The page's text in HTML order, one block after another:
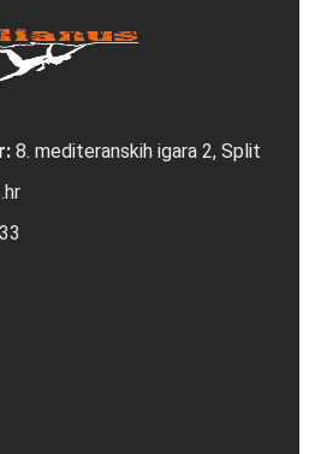
8. mediteranskih igara 2, Split